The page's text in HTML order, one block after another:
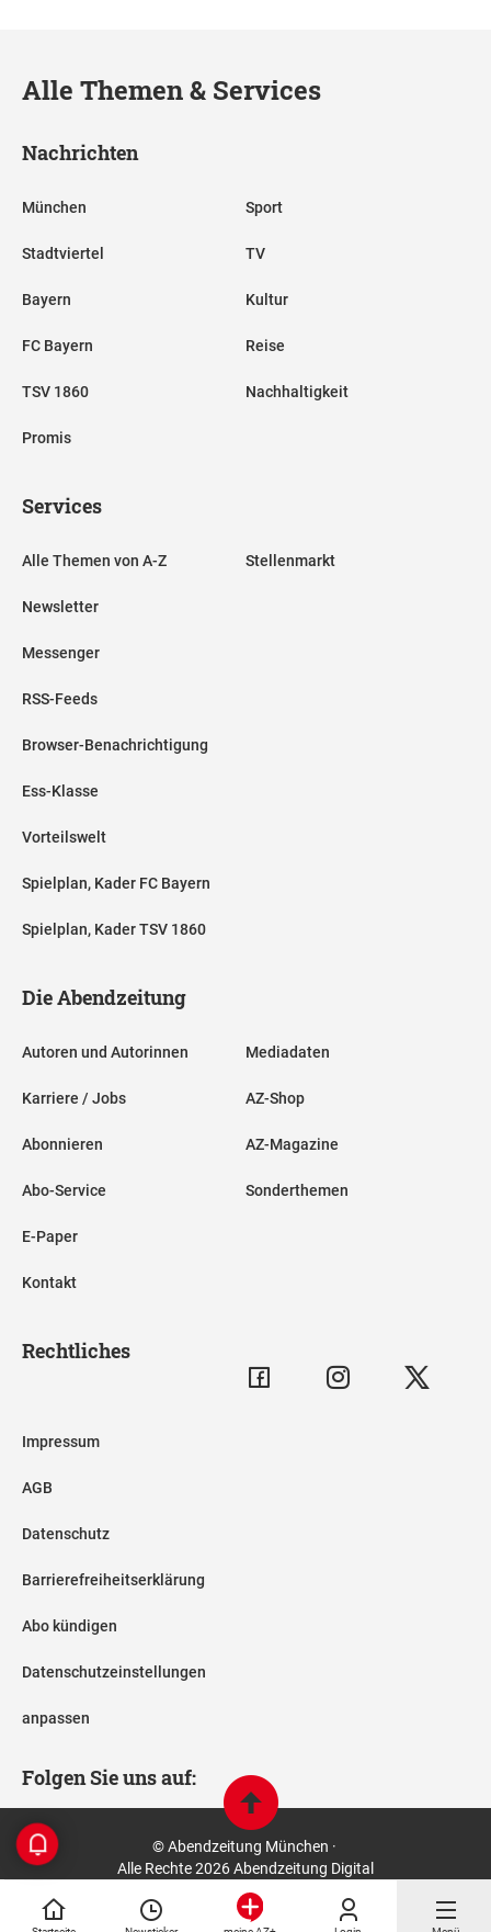
Alle Themen & Services
Nachrichten
München
Stadtviertel
Bayern
FC Bayern
TSV 1860
Promis
Sport
TV
Kultur
Reise
Nachhaltigkeit
Services
Alle Themen von A-Z
Newsletter
Messenger
RSS-Feeds
Browser-Benachrichtigung
Ess-Klasse
Vorteilswelt
Spielplan, Kader FC Bayern
Spielplan, Kader TSV 1860
Stellenmarkt
Die Abendzeitung
Autoren und Autorinnen
Karriere / Jobs
Abonnieren
Abo-Service
E-Paper
Kontakt
Mediadaten
AZ-Shop
AZ-Magazine
Sonderthemen
Rechtliches
Impressum
AGB
Datenschutz
Barrierefreiheitserklärung
Abo kündigen
Datenschutzeinstellungen
anpassen
Folgen Sie uns auf:
© Abendzeitung München ·
Alle Rechte 2026 Abendzeitung Digital